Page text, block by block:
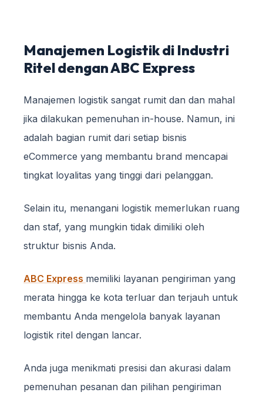
Manajemen Logistik di Industri
Ritel dengan ABC Express
Manajemen logistik sangat rumit dan dan mahal
jika dilakukan pemenuhan in-house. Namun, ini
adalah bagian rumit dari setiap bisnis
eCommerce yang membantu brand mencapai
tingkat loyalitas yang tinggi dari pelanggan.
Selain itu, menangani logistik memerlukan ruang
dan staf, yang mungkin tidak dimiliki oleh
struktur bisnis Anda.
ABC Express memiliki layanan pengiriman yang
merata hingga ke kota terluar dan terjauh untuk
membantu Anda mengelola banyak layanan
logistik ritel dengan lancar.
Anda juga menikmati presisi dan akurasi dalam
pemenuhan pesanan dan pilihan pengiriman